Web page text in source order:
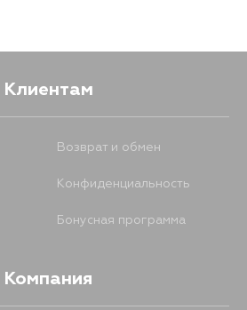
Клиентам
Возврат и обмен
Конфиденциальность
Бонусная программа
Компания